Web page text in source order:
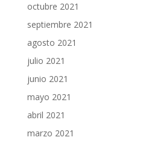
octubre 2021
septiembre 2021
agosto 2021
julio 2021
junio 2021
mayo 2021
abril 2021
marzo 2021